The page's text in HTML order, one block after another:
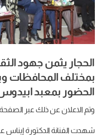
الحجار يثمن جهود
بمختلف المحافظات
الحضور بمعبد
وتم الاعلان عن ذلك عبر الصفحة
شهدت الفنانة الدكتورة إيناس